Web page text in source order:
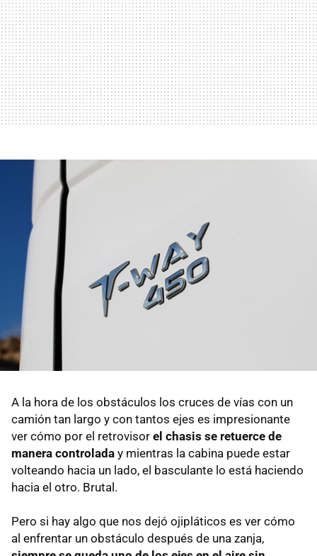
A la hora de los obstáculos los cruces de vías con un
camión tan largo y con tantos ejes es impresionante
ver cómo por el retrovisor el chasis se retuerce de
manera controlada y mientras la cabina puede estar
volteando hacia un lado, el basculante lo está haciendo
hacia el otro. Brutal.
Pero si hay algo que nos dejó ojipláticos es ver cómo
al enfrentar un obstáculo después de una zanja,